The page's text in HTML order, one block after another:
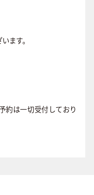
ます。
約は一切受付しており